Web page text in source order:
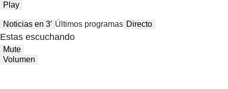
Play
Noticias en 3′ Últimos programas Directo
Estas escuchando
Mute
Volumen